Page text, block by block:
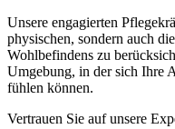
Unsere engagierten
physischen, sondern auch
Wohlbefindens zu
Umgebung, in der sich Ihre
fühlen können.
Vertrauen Sie auf unsere